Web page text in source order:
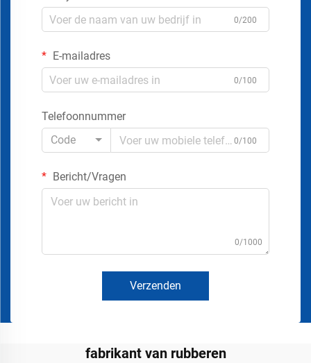
0/200
E-mailadres
0/100
Telefoonnummer
Code
0/100
Bericht/Vragen
0/1000
Verzenden
fabrikant van rubberen